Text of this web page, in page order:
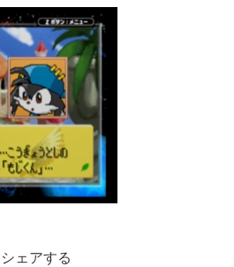
シェアする